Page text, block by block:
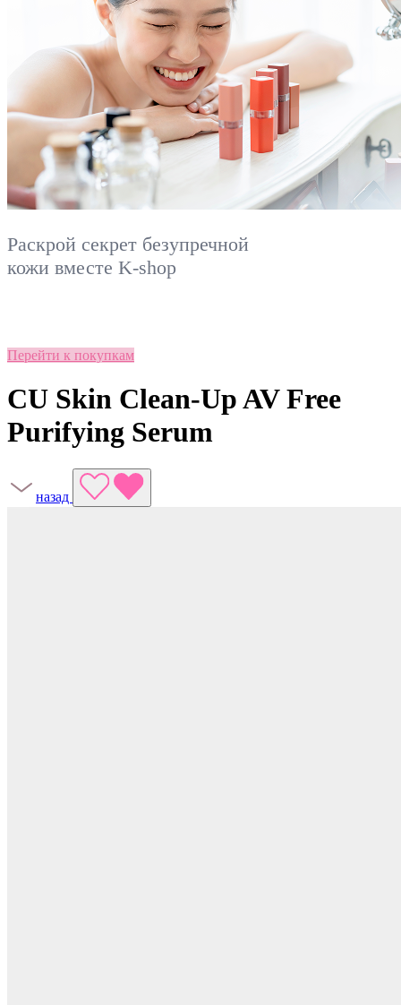
Раскрой секрет безупречной
кожи вместе K-shop
Перейти к покупкам
CU Skin Clean-Up AV Free
Purifying Serum
назад